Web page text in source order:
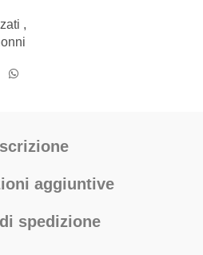
,
aggiuntive
spedizione